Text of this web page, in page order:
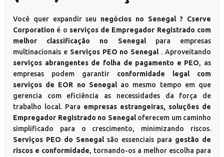
Você quer expandir seu negócios no Senegal ? Cserve
Corporation é o serviços de Empregador Registrado com
melhor classificação no Senegalpara empresas
multinacionais e Serviços PEO no Senegal. Aproveitando
serviços abrangentes de folha de pagamento e PEO, as
empresas podem garantir conformidade legal com
serviços de EOR no Senegalao mesmo tempo em que
gerencia com eficiência as necessidades da força de
trabalho local. Para empresas estrangeiras, soluções de
Empregador Registrado no Senegaloferecem um caminho
simplificado para o crescimento, minimizando riscos.
Serviços PEO do Senegalsão essenciais para gestão de
riscos e conformidade, tornando-os a melhor escolha para